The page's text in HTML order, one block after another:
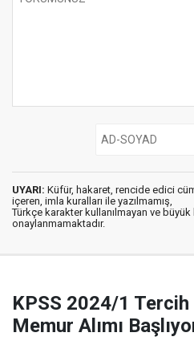
UYARI: Küfür, hakaret, rencide edici
içeren, imla kuralları ile yazılmamış,
Türkçe karakter kullanılmayan ve büyük
onaylanmamaktadır.
KPSS 2024/1
Memur Alımı